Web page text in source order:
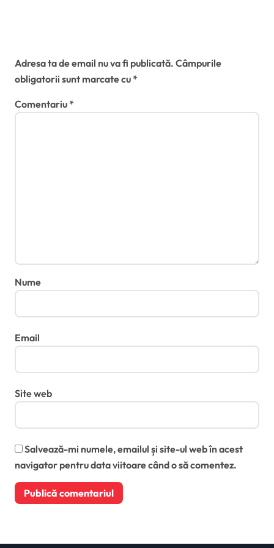
Adresa ta de email nu va fi publicată. Câmpurile
obligatorii sunt marcate cu*
Comentariu*
Nume
Email
Site web
Salvează-mi numele, emailul și site-ul web în acest
navigator pentru data viitoare când o să comentez.